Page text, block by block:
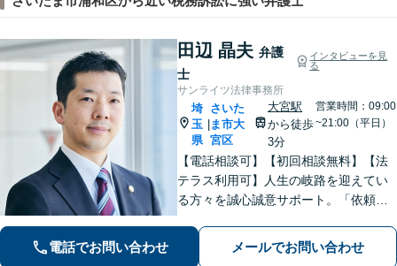
田辺 晶夫 弁護
士
インタビューを見
る
サンライツ法律事務所
埼
玉
県
さいた
ま市大
宮区
大宮駅
から徒歩
3分
営業時間：09:00
~21:00（平日）
【電話相談可】【初回相談無料】【法
テラス利用可】人生の岐路を迎えてい
る方々を誠心誠意サポート。「依頼者
女問題／借金問題／相続／企業法務／
刑事事件／交通事故／労働問題など、
電話でお問い合わせ メールでお問い合わせ